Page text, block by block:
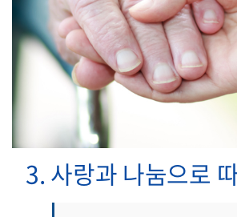
3. 사랑과 나눔으로